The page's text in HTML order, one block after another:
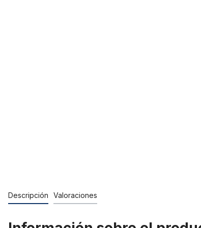
Descripción Valoraciones